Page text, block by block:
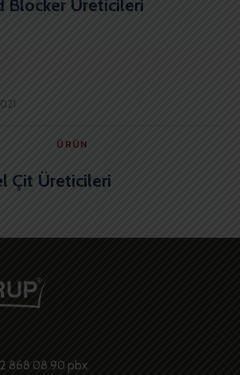
Blocker Üreticileri
ÜRÜN
Çit Üreticileri
868 08 90 pbx